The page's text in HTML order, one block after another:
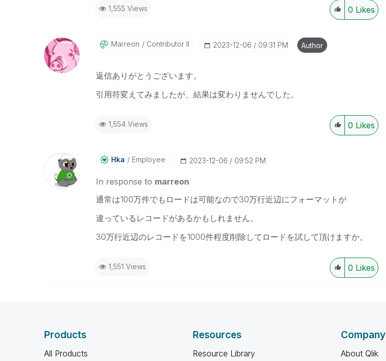
1,555 Views 0 Likes
Marreon Contributor II ‎2023-12-06 09:31 PM Author
返信ありがとうございます。
引用符変えてみましたが、結果は変わりませんでした。
1,554 Views 0 Likes
Hka Employee ‎2023-12-06 09:52 PM
In response to marreon
通常は100万件でもロードは可能なので30万行近辺にフォーマットが
違っているレコードがあるかもしれません。
30万行近辺のレコードを1000件程度削除してロードを試して頂けますか。
1,551 Views 0 Likes
Products
All Products
Resources
Resource Library
Company
About Qlik